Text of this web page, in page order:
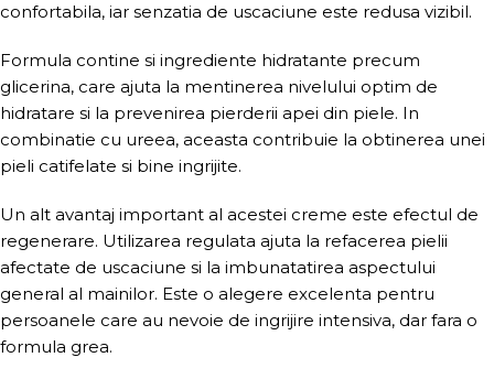
confortabila, iar senzatia de uscaciune este redusa vizibil.
Formula contine si ingrediente hidratante precum
glicerina, care ajuta la mentinerea nivelului optim de
hidratare si la prevenirea pierderii apei din piele. In
combinatie cu ureea, aceasta contribuie la obtinerea unei
pieli catifelate si bine ingrijite.
Un alt avantaj important al acestei creme este efectul de
regenerare. Utilizarea regulata ajuta la refacerea pielii
afectate de uscaciune si la imbunatatirea aspectului
general al mainilor. Este o alegere excelenta pentru
persoanele care au nevoie de ingrijire intensiva, dar fara o
formula grea.